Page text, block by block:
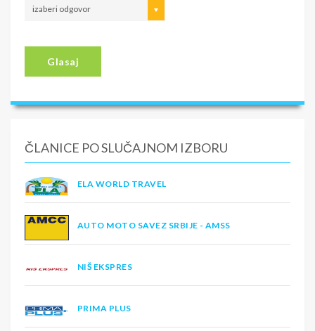
izaberi odgovor
Glasaj
ČLANICE PO SLUČAJNOM IZBORU
ELA WORLD TRAVEL
AUTO MOTO SAVEZ SRBIJE - AMSS
NIŠ EKSPRES
PRIMA PLUS